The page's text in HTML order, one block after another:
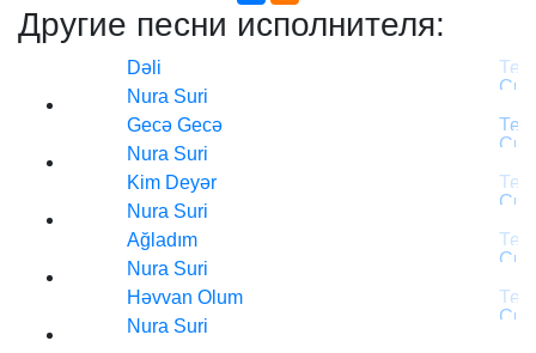
Другие песни исполнителя:
Dəli
Nura Suri
Gecə Gecə
Nura Suri
Kim Deyər
Nura Suri
Ağladım
Nura Suri
Həvvan Olum
Nura Suri